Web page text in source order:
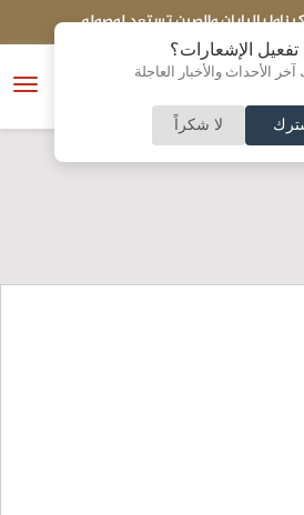
الإشعارات؟
الأحداث والأخبار العاجلة
لا شكراً
والصين تستعد لوصوله
غدا
فتح
النسخة الكاملة